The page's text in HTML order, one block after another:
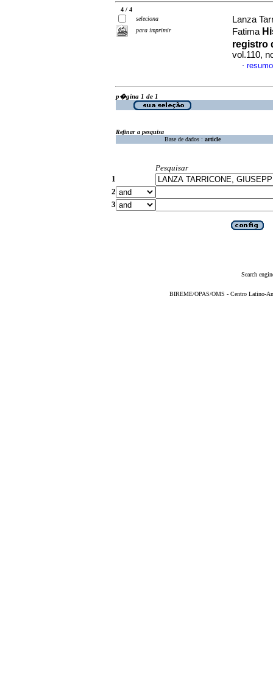
4 / 4
seleciona
para imprimir
Lanza
Fatima
registro
vol.110,
·
p�gina 1 de 1
Refinar a pesquisa
Base de dados : article
Pesquisar
1
2
3
Search
BIREME/OPAS/OMS - Centro Latino-